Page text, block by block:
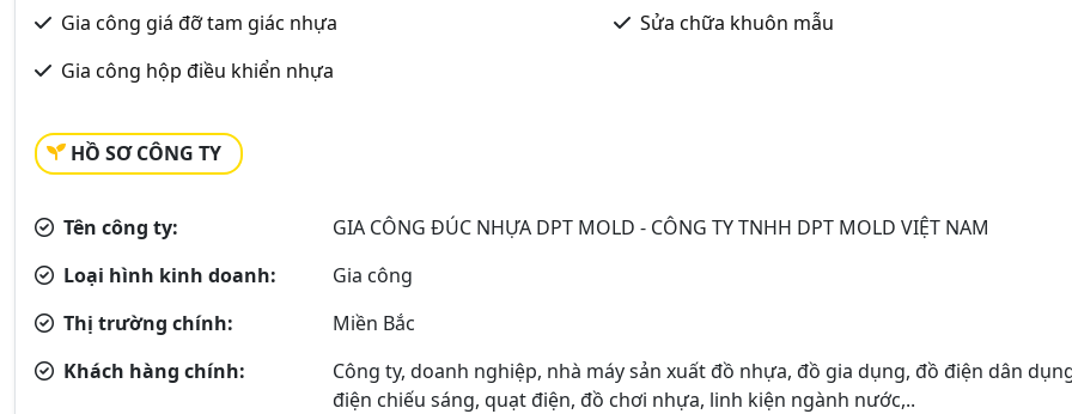
Gia công giá đỡ tam giác nhựa
Gia công hộp điều khiển nhựa
Sửa chữa khuôn mẫu
HỒ SƠ CÔNG TY
Tên công ty:
GIA CÔNG ĐÚC NHỰA DPT MOLD - CÔNG TY TNHH DPT MOLD VIỆT NAM
Loại hình kinh doanh:
Gia công
Thị trường chính:
Miền Bắc
Khách hàng chính:
Công ty, doanh nghiệp, nhà máy sản xuất đồ nhựa, đồ gia dụng, đồ điện dân
điện chiếu sáng, quạt điện, đồ chơi nhựa, linh kiện ngành nước,..